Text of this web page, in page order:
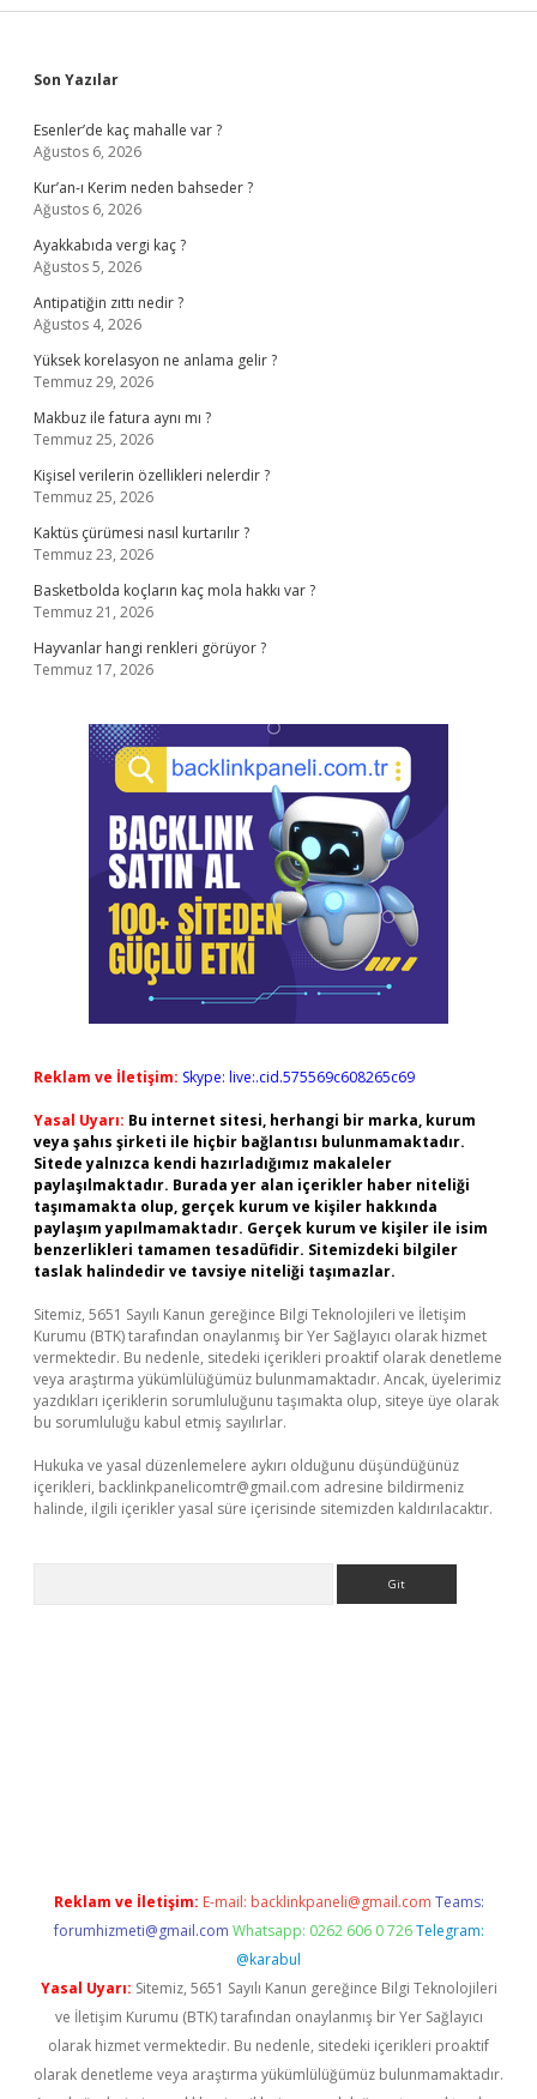
Sidebar
Son Yazılar
Esenler’de kaç mahalle var ?
Ağustos 6, 2026
Kur’an-ı Kerim neden bahseder ?
Ağustos 6, 2026
Ayakkabıda vergi kaç ?
Ağustos 5, 2026
Antipatiğin zıttı nedir ?
Ağustos 4, 2026
Yüksek korelasyon ne anlama gelir ?
Temmuz 29, 2026
Makbuz ile fatura aynı mı ?
Temmuz 25, 2026
Kişisel verilerin özellikleri nelerdir ?
Temmuz 25, 2026
Kaktüs çürümesi nasıl kurtarılır ?
Temmuz 23, 2026
Basketbolda koçların kaç mola hakkı var ?
Temmuz 21, 2026
Hayvanlar hangi renkleri görüyor ?
Temmuz 17, 2026
Reklam ve İletişim: Skype: live:.cid.575569c608265c69
Yasal Uyarı: Bu internet sitesi, herhangi bir marka, kurum
veya şahıs şirketi ile hiçbir bağlantısı bulunmamaktadır.
Sitede yalnızca kendi hazırladığımız makaleler
paylaşılmaktadır. Burada yer alan içerikler haber niteliği
taşımamakta olup, gerçek kurum ve kişiler hakkında
paylaşım yapılmamaktadır. Gerçek kurum ve kişiler ile isim
benzerlikleri tamamen tesadüfidir. Sitemizdeki bilgiler
taslak halindedir ve tavsiye niteliği taşımazlar.
Sitemiz, 5651 Sayılı Kanun gereğince Bilgi Teknolojileri ve İletişim
Kurumu (BTK) tarafından onaylanmış bir Yer Sağlayıcı olarak hizmet
vermektedir. Bu nedenle, sitedeki içerikleri proaktif olarak denetleme
veya araştırma yükümlülüğümüz bulunmamaktadır. Ancak, üyelerimiz
yazdıkları içeriklerin sorumluluğunu taşımakta olup, siteye üye olarak
bu sorumluluğu kabul etmiş sayılırlar.
Hukuka ve yasal düzenlemelere aykırı olduğunu düşündüğünüz
içerikleri, backlinkpanelicomtr@gmail.com adresine bildirmeniz
halinde, ilgili içerikler yasal süre içerisinde sitemizden kaldırılacaktır.
Reklam ve İletişim: E-mail: backlinkpaneli@gmail.com Teams:
forumhizmeti@gmail.com Whatsapp: 0262 606 0 726 Telegram:
@karabul
Yasal Uyarı: Sitemiz, 5651 Sayılı Kanun gereğince Bilgi Teknolojileri
ve İletişim Kurumu (BTK) tarafından onaylanmış bir Yer Sağlayıcı
olarak hizmet vermektedir. Bu nedenle, sitedeki içerikleri proaktif
olarak denetleme veya araştırma yükümlülüğümüz bulunmamaktadır.